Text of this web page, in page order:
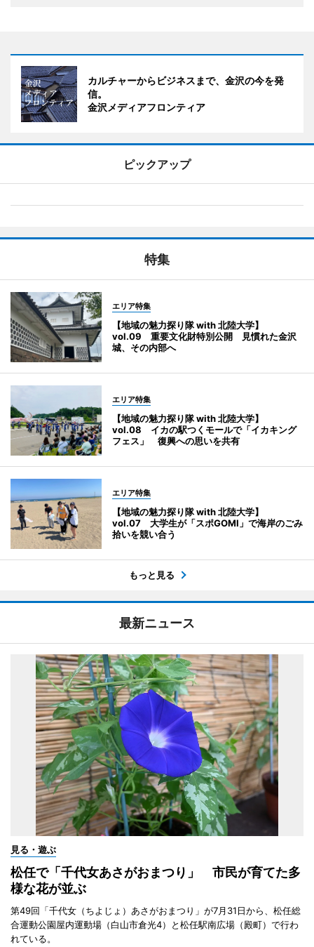
カルチャーからビジネスまで、金沢の今を発
信。
金沢メディアフロンティア
ピックアップ
特集
エリア特集
【地域の魅力探り隊 with 北陸大学】
vol.09 重要文化財特別公開 見慣れた金沢
城、その内部へ
エリア特集
【地域の魅力探り隊 with 北陸大学】
vol.08 イカの駅つくモールで「イカキング
フェス」 復興への思いを共有
エリア特集
【地域の魅力探り隊 with 北陸大学】
vol.07 大学生が「スポGOMI」で海岸のごみ
拾いを競い合う
もっと見る
最新ニュース
見る・遊ぶ
松任で「千代女あさがおまつり」 市民が育てた多
様な花が並ぶ
第49回「千代女（ちよじょ）あさがおまつり」が7月31日から、松任総
合運動公園屋内運動場（白山市倉光4）と松任駅南広場（殿町）で行わ
れている。